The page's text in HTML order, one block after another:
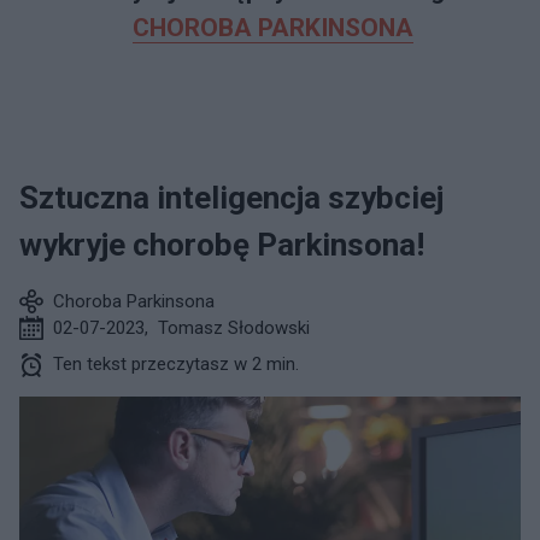
CHOROBA PARKINSONA
Sztuczna inteligencja szybciej
wykryje chorobę Parkinsona!
Choroba Parkinsona
02-07-2023, Tomasz Słodowski
Ten tekst przeczytasz w 2 min.